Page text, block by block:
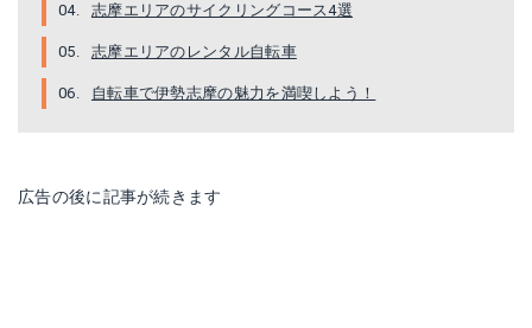
志摩エリアのサイクリングコース4選
志摩エリアのレンタル自転車
自転車で伊勢志摩の魅力を満喫しよう！
広告の後に記事が続きます